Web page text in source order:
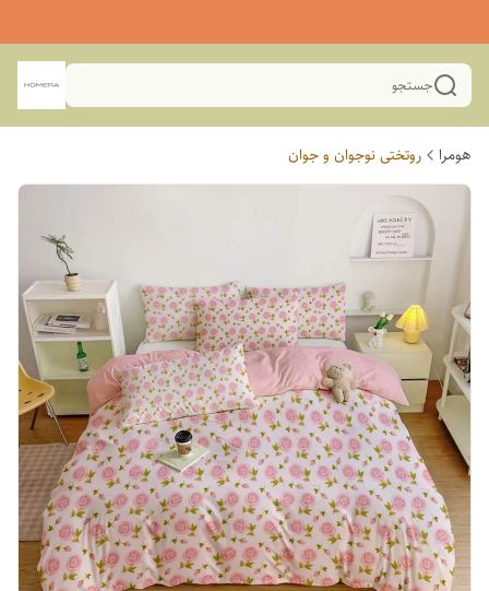
جستجو
هومرا روتختی نوجوان و جوان